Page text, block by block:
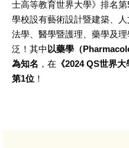
士高等教育世界大學》排名第
學校設有藝術設計暨建築、人
法學、醫學暨護理、藥學及理
泛！ 其中 以藥學 （
為知名 ，在 《2024 QS世界
第1位 ！